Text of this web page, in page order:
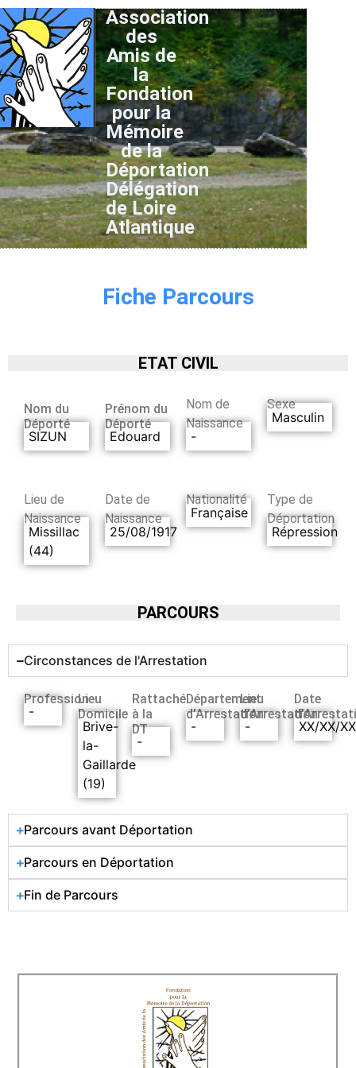
Association
des
Amis de
la
Fondation
pour la
Mémoire
de la
Déportation
Délégation
de Loire
Atlantique
Fiche Parcours
ETAT CIVIL
Nom du
Déporté
SIZUN
Prénom du
Déporté
Edouard
Nom de
Naissance
-
Sexe
Masculin
Lieu de
Naissance
Missillac
(44)
Date de
Naissance
25/08/1917
Nationalité
Française
Type de
Déportation
Répression
PARCOURS
Circonstances de l'Arrestation
Profession
-
Lieu
Domicile
Brive-
la-
Gaillarde
(19)
Rattaché
à la
DT
-
Département
d’Arrestation
-
Lieu
d’Arrestation
-
Date
XX/XX/
Parcours avant Déportation
Parcours en Déportation
Fin de Parcours